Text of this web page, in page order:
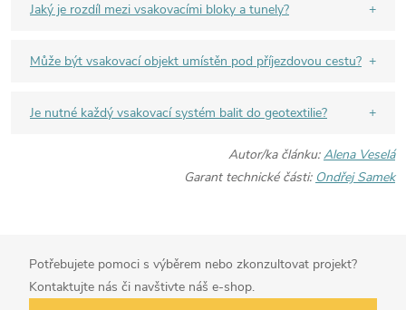
Jaký je rozdíl mezi vsakovacími bloky a tunely?
Může být vsakovací objekt umístěn pod příjezdovou cestu?
Je nutné každý vsakovací systém balit do geotextilie?
Autor/ka článku:Alena Veselá
Garant technické části: Ondřej Samek
Potřebujete pomoci s výběrem nebo zkonzultovat projekt?
Kontaktujte nás či navštivte náš e-shop.